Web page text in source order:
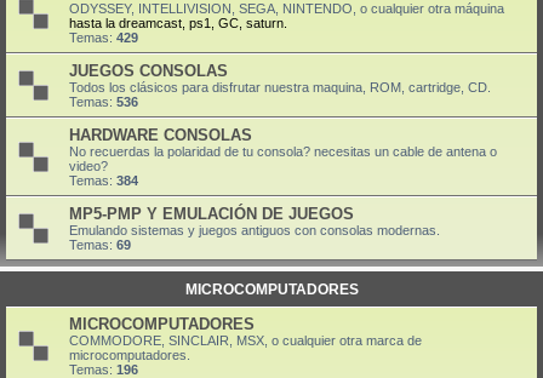
ODYSSEY, INTELLIVISION, SEGA, NINTENDO, o cualquier otra máquina
hasta la dreamcast, ps1, GC, saturn.
Temas: 429
JUEGOS CONSOLAS
Todos los clásicos para disfrutar nuestra maquina, ROM, cartridge, CD.
Temas: 536
HARDWARE CONSOLAS
No recuerdas la polaridad de tu consola? necesitas un cable de antena o
video?
Temas: 384
MP5-PMP Y EMULACIÓN DE JUEGOS
Emulando sistemas y juegos antiguos con consolas modernas.
Temas: 69
MICROCOMPUTADORES
MICROCOMPUTADORES
COMMODORE, SINCLAIR, MSX, o cualquier otra marca de
microcomputadores.
Temas: 196